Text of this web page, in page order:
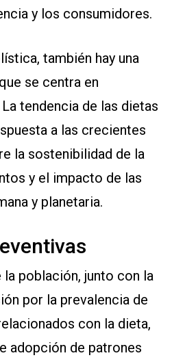
y los consumidores.
también hay una
se centra en
tendencia de las dietas
a las crecientes
la sostenibilidad de la
y el impacto de las
y planetaria.
población, junto con la
por la prevalencia de
con la dieta,
adopción de patrones